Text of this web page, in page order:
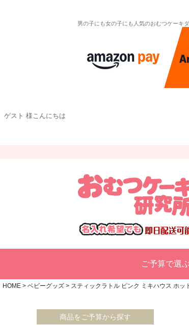
男の子にも女の子にも人気のおむつケーキ
ゲスト 様こんにちは
ご予算で選ぶ
HOME ベビーグッズ スティックラトル ピンク ミキハウス ホッ
商品をご予算から探す